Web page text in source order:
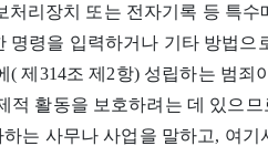
처리장치 또는 전자기록 등 특
명령을 입력하거나 기타 방법으
제314조 제2항) 성립하는 범죄
적 활동을 보호하려는 데 있으
는 사무나 사업을 말하고, 여기